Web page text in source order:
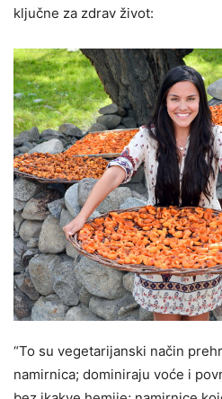
ključne za zdrav život:
“To su vegetarijanski način
namirnica; dominiraju voće i